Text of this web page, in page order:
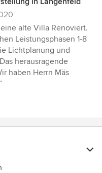
alte Villa Renoviert.
Leistungsphasen 1-8
Lichtplanung und
herausragende
haben Herrn Mäs